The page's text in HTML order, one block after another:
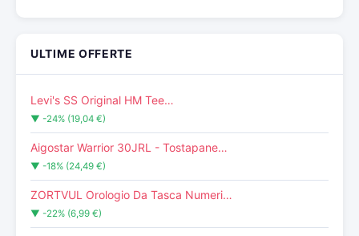
ULTIME OFFERTE
Levi's SS Original HM Tee…
▼ -24% (19,04 €)
Aigostar Warrior 30JRL - Tostapane…
▼ -18% (24,49 €)
ZORTVUL Orologio Da Tasca Numeri…
▼ -22% (6,99 €)